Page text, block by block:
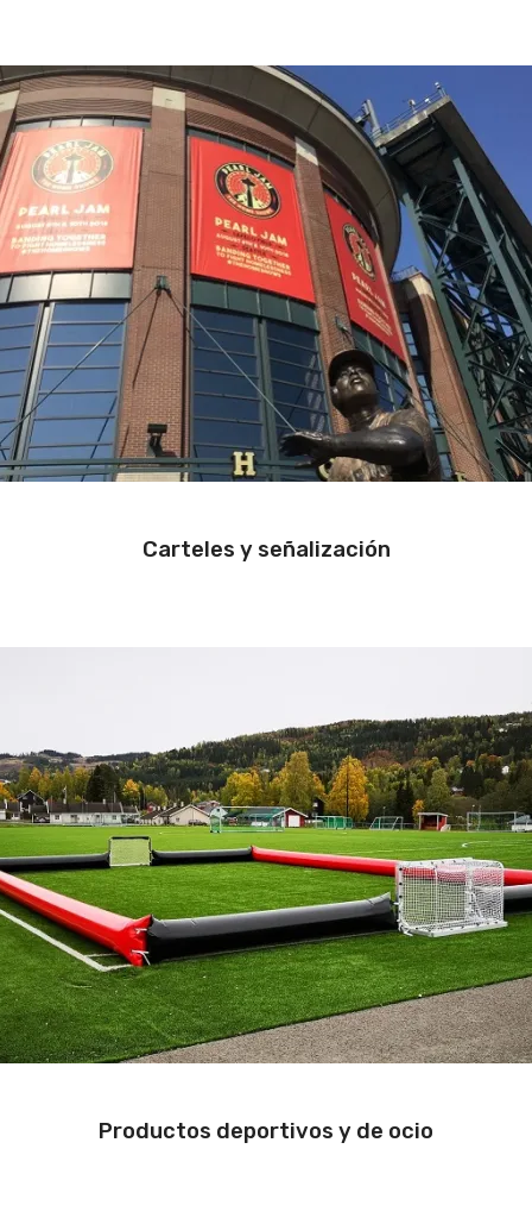
Carteles y señalización
Productos deportivos y de ocio